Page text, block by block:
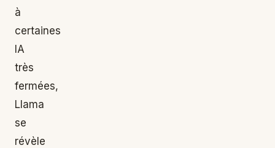
à
certaines
IA
très
fermées,
Llama
se
révèle